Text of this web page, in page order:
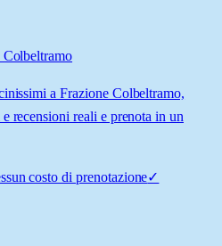
Colbeltramo
a Frazione Colbeltramo,
recensioni reali e prenota in un
costo di prenotazione✓